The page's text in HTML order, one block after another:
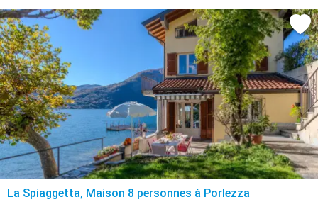
La Spiaggetta, Maison 8 personnes à Porlezza